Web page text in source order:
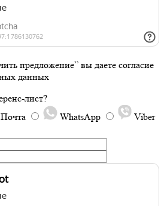
предложение” вы даете согласие
данных
лист?
Почта WhatsApp
Viber